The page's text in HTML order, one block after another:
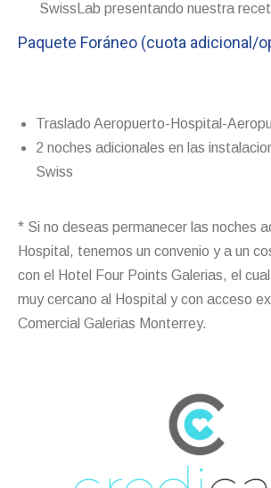
SwissLab presentando nuestra
Paquete Foráneo (cuota adicional/
Traslado Aeropuerto-Hospital-
2 noches adicionales en las
Swiss
* Si no deseas permanecer las noches
Hospital, tenemos un convenio y a un
con el Hotel Four Points Galerias, el
muy cercano al Hospital y con acceso
Comercial Galerias Monterrey.